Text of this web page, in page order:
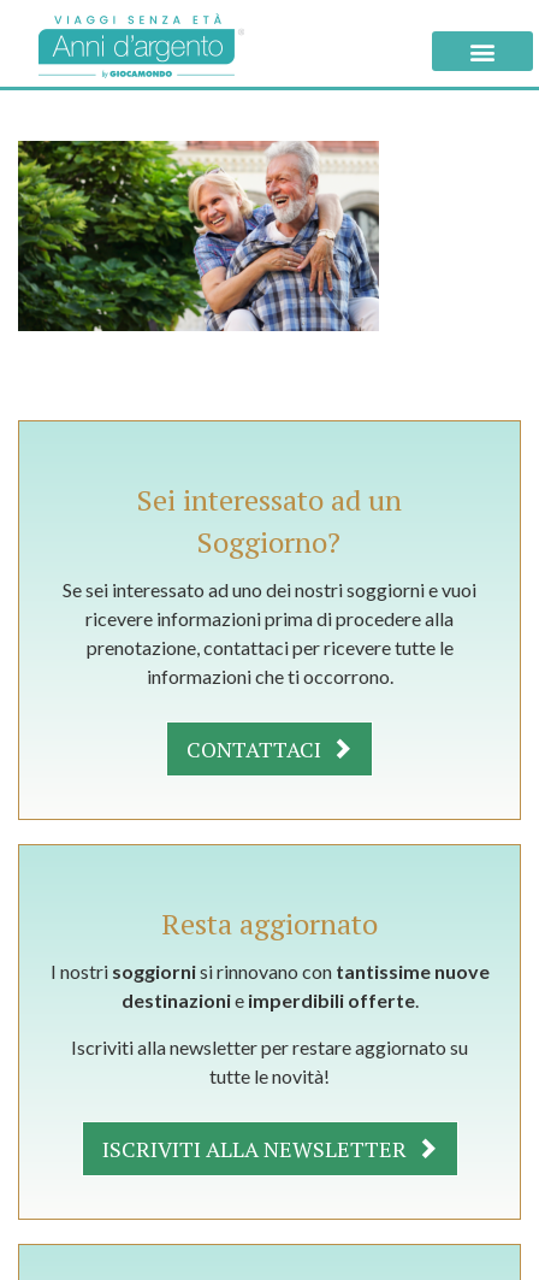
Sei interessato ad un
Soggiorno?
Se sei interessato ad uno dei nostri soggiorni e vuoi
ricevere informazioni prima di procedere alla
prenotazione, contattaci per ricevere tutte le
informazioni che ti occorrono.
CONTATTACI
Resta aggiornato
I nostri soggiornisi rinnovano con tantissime nuove
destinazionie imperdibili offerte.
Iscriviti alla newsletter per restare aggiornato su
tutte le novità!
ISCRIVITI ALLA NEWSLETTER